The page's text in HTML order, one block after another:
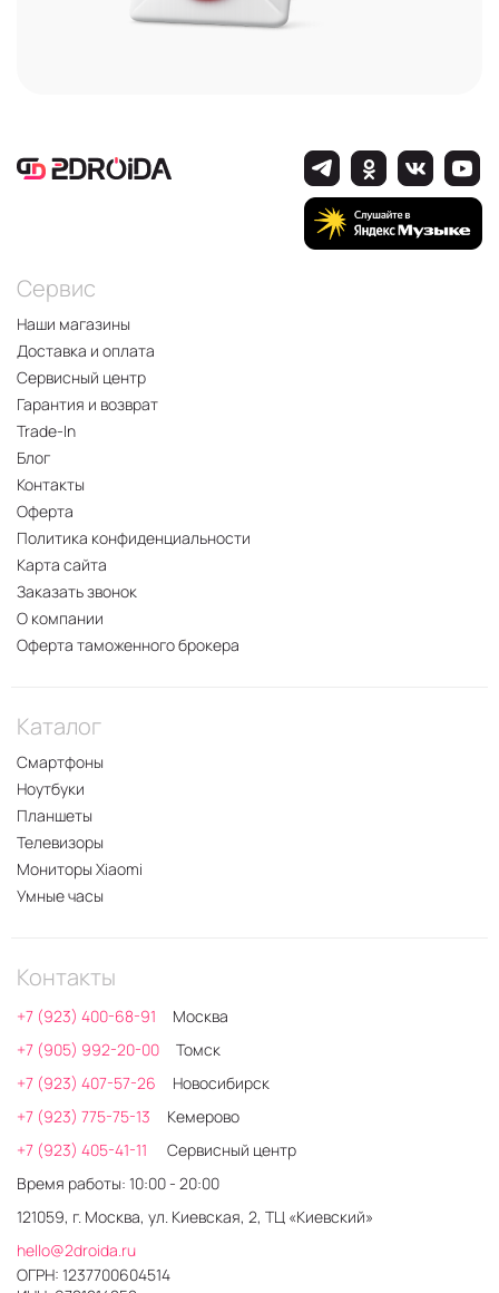
Сервис
Наши магазины
Доставка и оплата
Сервисный центр
Гарантия и возврат
Trade-In
Блог
Контакты
Оферта
Политика конфиденциальности
Карта сайта
Заказать звонок
О компании
Оферта таможенного брокера
Каталог
Смартфоны
Ноутбуки
Планшеты
Телевизоры
Мониторы Xiaomi
Умные часы
Контакты
+7 (923) 400-68-91
Москва
+7 (905) 992-20-00
Томск
+7 (923) 407-57-26
Новосибирск
+7 (923) 775-75-13
Кемерово
+7 (923) 405-41-11
Сервисный центр
Время работы: 10:00 - 20:00
121059, г. Москва, ул. Киевская, 2, ТЦ «Киевский»
hello@2droida.ru
ОГРН: 1237700604514